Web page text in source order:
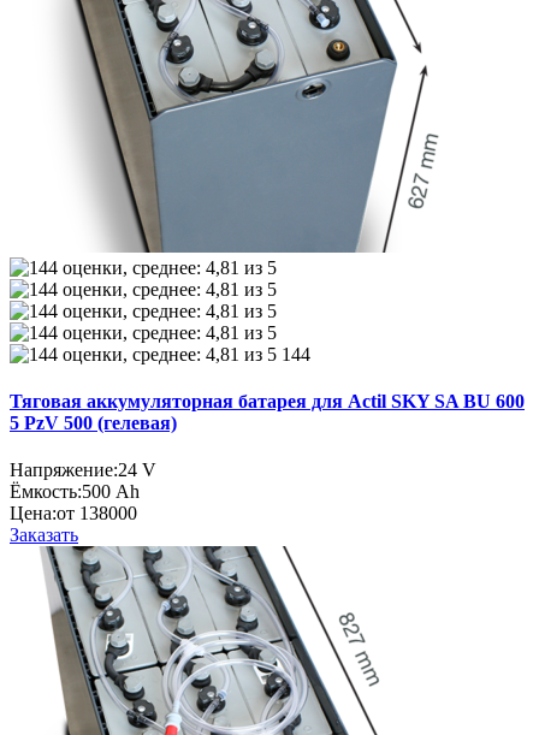
144
Тяговая аккумуляторная батарея для Actil SKY SA BU 600
5 PzV 500 (гелевая)
Напряжение:24 V
Ёмкость:500 Ah
Цена:от 138000
Заказать